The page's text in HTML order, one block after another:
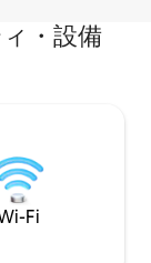
・設備
Fi